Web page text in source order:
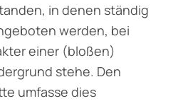
in denen ständig
werden, bei
einer (bloßen)
stehe. Den
umfasse dies